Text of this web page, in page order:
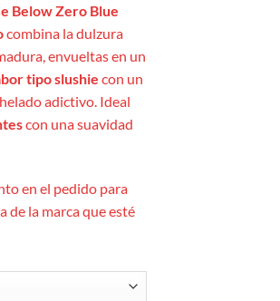
Below Zero Blue
combina la dulzura
envueltas en un
tipo slushie con un
adictivo. Ideal
con una suavidad
en el pedido para
de la marca que esté